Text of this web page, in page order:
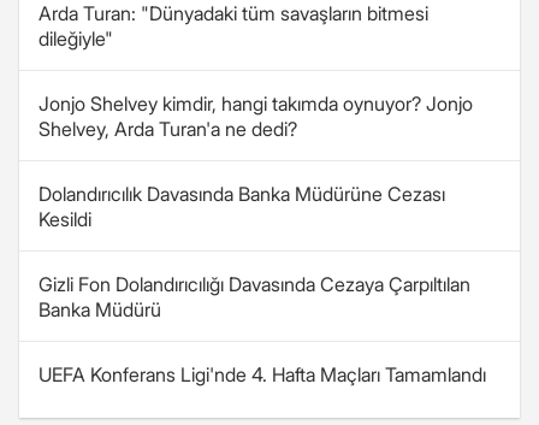
Arda Turan: "Dünyadaki tüm savaşların bitmesi
dileğiyle"
Jonjo Shelvey kimdir, hangi takımda oynuyor? Jonjo
Shelvey, Arda Turan'a ne dedi?
Dolandırıcılık Davasında Banka Müdürüne Cezası
Kesildi
Gizli Fon Dolandırıcılığı Davasında Cezaya Çarpıltılan
Banka Müdürü
UEFA Konferans Ligi'nde 4. Hafta Maçları Tamamlandı